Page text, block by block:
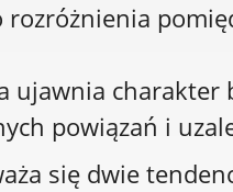
rozróżnienia
ujawnia charakter
powiązań i
się dwie